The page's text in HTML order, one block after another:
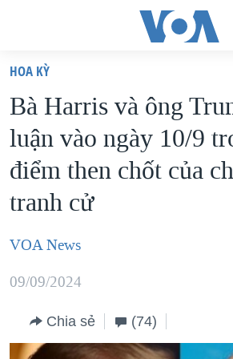
truy
cập
Tới
nội
chính
Tới
hướng
VIỆT NAM
HOA KỲ
BIỂN ĐÔNG
THẾ GIỚI
MỤC
TỰ DO BÁO CHÍ
VẠCH TRẦN TIN GIẢ
CHUYÊN ĐỀ
CHIẾN TRANH THƯƠNG MẠI CỦA
HỌC TIẾNG ANH
HOA KỲ
Bà Harris và ông
luận vào ngày 10/9
điểm then chốt của
tranh cử
VOA News
09/09/2024
Chia sẻ (74)